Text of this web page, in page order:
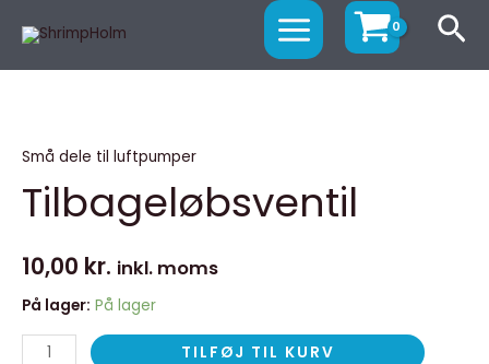
indholdet
MAIN
MENU
Små dele til luftpumper
Tilbageløbsventil
10,00 kr. inkl. moms
På lager: På lager
TILFØJ TIL KURV